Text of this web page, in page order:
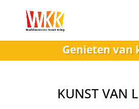
Genieten van
KUNST VAN